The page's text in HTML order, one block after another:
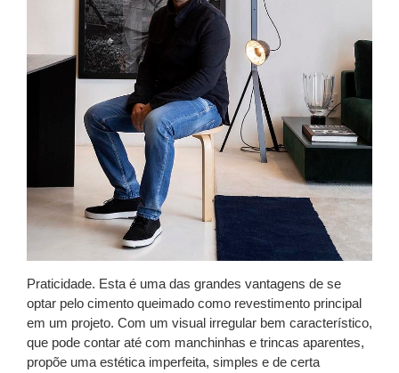
Praticidade. Esta é uma das grandes vantagens de se
optar pelo cimento queimado como revestimento principal
em um projeto. Com um visual irregular bem característico,
que pode contar até com manchinhas e trincas aparentes,
propõe uma estética imperfeita, simples e de certa